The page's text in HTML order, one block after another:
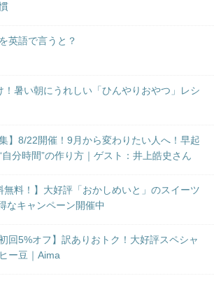
英語で言うと？
！暑い朝にうれしい「ひんやりおやつ」レシ
集】8/22開催！9月から変わりたい人へ！早起
自分時間”の作り方｜ゲスト：井上皓史さん
無料！】大好評「おかしめいと」のスイーツ
なキャンペーン開催中
初回5%オフ】訳ありおトク！大好評スペシャ
ー豆｜Aima